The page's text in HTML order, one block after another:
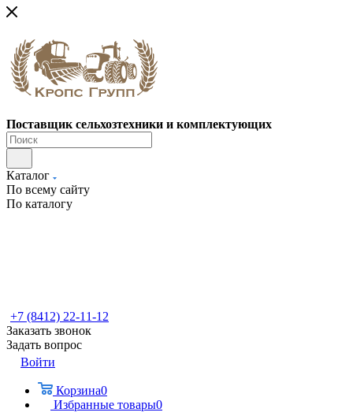
Поставщик сельхозтехники и комплектующих
Каталог
По всему сайту
По каталогу
+7 (8412) 22-11-12
Заказать звонок
Задать вопрос
Войти
Корзина0
Избранные товары0